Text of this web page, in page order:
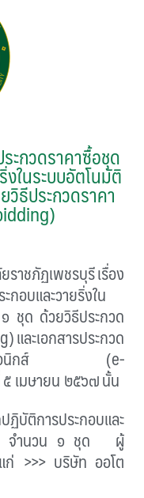
ะกวดราคาซื้อชุด
ในระบบอัตโนมัติ
ธีประกวดราคา
ชภัฏเพชรบุรีเรื่อง
อบและวายริ่งใน
ชุด ด้วยวิธีประกวด
และเอกสารประกวด
เล็กทรอนิกส์ (e-
๕ เมษายน ๒๕๖๗นั้น
ฏิบัติการประกอบและ
จำนวน ๑ ชุด ผู้
ก่ >>> บริษัท ออโต